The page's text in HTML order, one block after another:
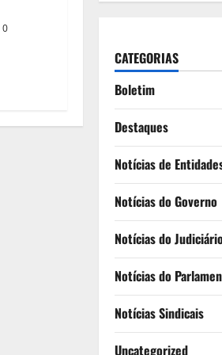
0
CATEGORIAS
Boletim
Destaques
Notícias de
Notícias do Governo
Notícias do
Notícias do
Notícias Sindicais
Uncategorized